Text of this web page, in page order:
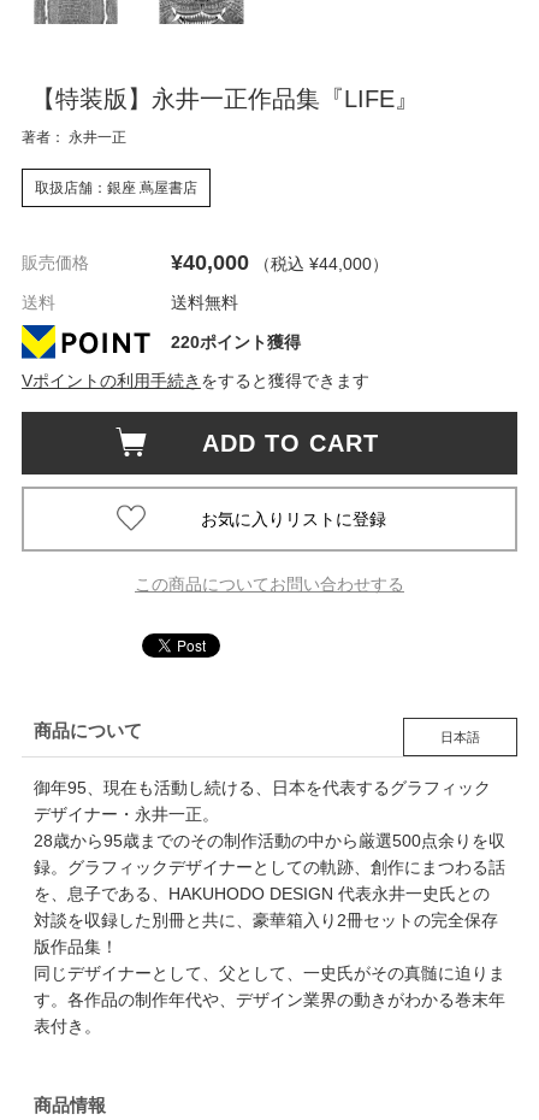
【特装版】永井一正作品集『LIFE』
著者： 永井一正
取扱店舗：銀座 蔦屋書店
販売価格 ¥40,000 （税込 ¥44,000）
送料
送料無料
220ポイント獲得
Vポイントの利用手続き をすると獲得できます
ADD TO CART
この商品についてお問い合わせする
商品について 日本語
御年95、現在も活動し続ける、日本を代表するグラフィック
デザイナー・永井一正。
28歳から95歳までのその制作活動の中から厳選500点余りを収
録。グラフィックデザイナーとしての軌跡、創作にまつわる話
を、息子である、HAKUHODO DESIGN 代表永井一史氏との
対談を収録した別冊と共に、豪華箱入り2冊セットの完全保存
版作品集！
同じデザイナーとして、父として、一史氏がその真髄に迫りま
す。各作品の制作年代や、デザイン業界の動きがわかる巻末年
表付き。
商品情報